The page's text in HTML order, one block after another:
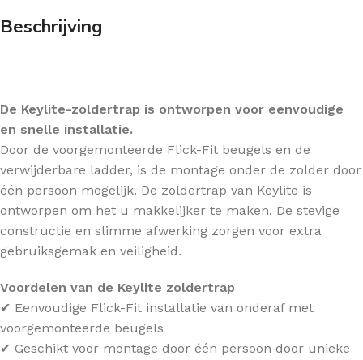
Beschrijving
De Keylite-zoldertrap is ontworpen voor eenvoudige
en snelle installatie.
Door de voorgemonteerde Flick-Fit beugels en de
verwijderbare ladder, is de montage onder de zolder door
één persoon mogelijk. De zoldertrap van Keylite is
ontworpen om het u makkelijker te maken. De stevige
constructie en slimme afwerking zorgen voor extra
gebruiksgemak en veiligheid.
Voordelen van de Keylite zoldertrap
✔ Eenvoudige Flick-Fit installatie van onderaf met
voorgemonteerde beugels
✔ Geschikt voor montage door één persoon door unieke